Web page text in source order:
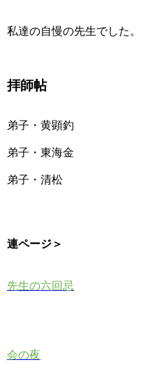
張明澄(耀
私達の自慢の先生でした。
拝師帖
弟子・黄顕釣
弟子・東海金
弟子・清松
＜
連ページ＞
先生の六回忌
会の夜